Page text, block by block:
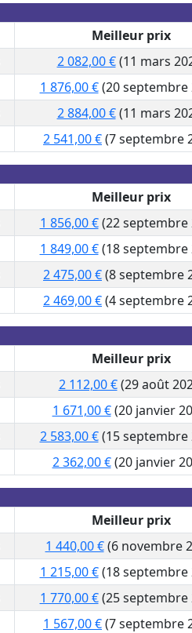
Meilleur prix
2 082,00 €(11 mars
1 876,00 €(20 septembre
2 884,00 €(11 mars
2 541,00 €(7 septembre
Meilleur prix
1 856,00 €(22 septembre
1 849,00 €(18 septembre
2 475,00 €(8 septembre
2 469,00 €(4 septembre
Meilleur prix
2 112,00 €(29 août
1 671,00 €(20 janvier
2 583,00 €(15 septembre
2 362,00 €(20 janvier
Meilleur prix
1 440,00 €(6 novembre
1 215,00 €(18 septembre
1 770,00 €(25 septembre
1 567,00 €(7 septembre